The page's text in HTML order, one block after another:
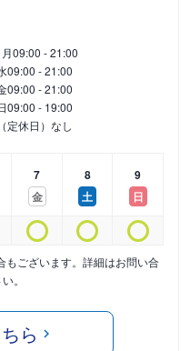
月09:00 - 21:00
09:00 - 21:00
09:00 - 21:00
09:00 - 19:00
（定休日）なし
7
金
8
土
9
日
ございます。詳細はお問い合
。
ら